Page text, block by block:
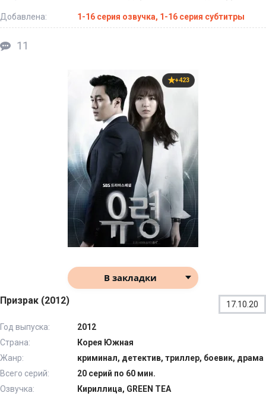
Добавлена: 1-16 серия озвучка, 1-16 серия субтитры
11
+423
В закладки
Призрак (2012) 17.10.20
Год выпуска:
2012
Страна:
Корея Южная
Жанр:
криминал, детектив, триллер, боевик, драма
Всего серий:
20 серий по 60 мин.
Озвучка:
Кириллица, GREEN TEA